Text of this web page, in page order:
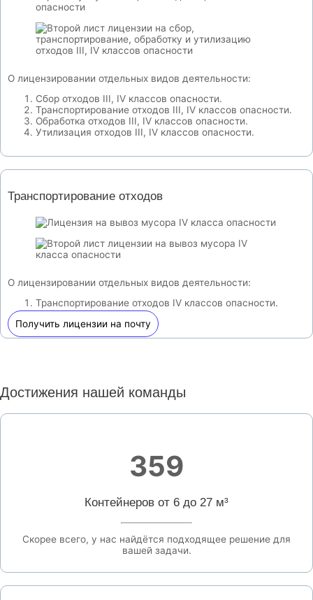
О лицензировании отдельных видов деятельности:
Сбор отходов III, IV классов опасности.
Транспортирование отходов III, IV классов опасности.
Обработка отходов III, IV классов опасности.
Утилизация отходов III, IV классов опасности.
Транспортирование отходов
О лицензировании отдельных видов деятельности:
Транспортирование отходов IV классов опасности.
Получить лицензии на почту
Достижения нашей команды
359
Контейнеров от 6 до 27 м³
Скорее всего, у нас найдётся подходящее решение для
вашей задачи.